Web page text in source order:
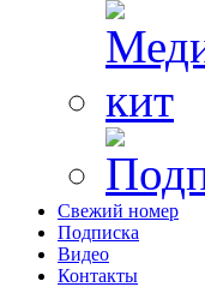
Свежий номер
Подписка
Видео
Контакты